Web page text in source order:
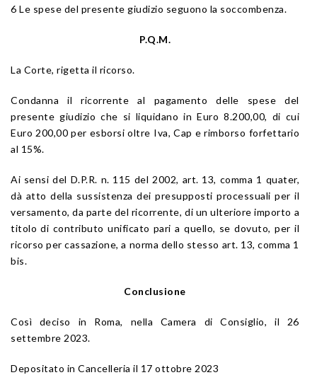
6 Le spese del presente giudizio seguono la soccombenza.
P.Q.M.
La Corte, rigetta il ricorso.
Condanna il ricorrente al pagamento delle spese del
presente giudizio che si liquidano in Euro 8.200,00, di cui
Euro 200,00 per esborsi oltre Iva, Cap e rimborso forfettario
al 15%.
Ai sensi del D.P.R. n. 115 del 2002, art. 13, comma 1 quater,
dà atto della sussistenza dei presupposti processuali per il
versamento, da parte del ricorrente, di un ulteriore importo a
titolo di contributo unificato pari a quello, se dovuto, per il
ricorso per cassazione, a norma dello stesso art. 13, comma 1
bis.
Conclusione
Così deciso in Roma, nella Camera di Consiglio, il 26
settembre 2023.
Depositato in Cancelleria il 17 ottobre 2023